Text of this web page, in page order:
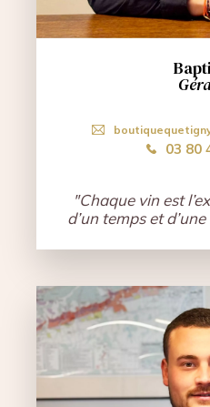
03 80
"Chaque vin est
d’un temps et